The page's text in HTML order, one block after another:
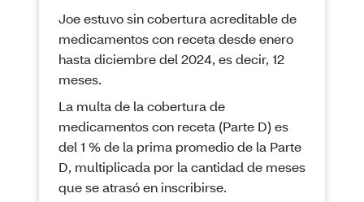
Joe estuvo sin cobertura acreditable de
medicamentos con receta desde enero
hasta diciembre del 2024, es decir, 12
meses.
La multa de la cobertura de
medicamentos con receta (Parte D) es
del 1 % de la prima promedio de la Parte
D, multiplicada por la cantidad de meses
que se atrasó en inscribirse.